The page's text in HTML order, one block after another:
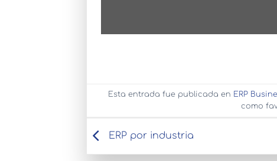
Esta entrada fue publicada en ERP
como
ERP por industria